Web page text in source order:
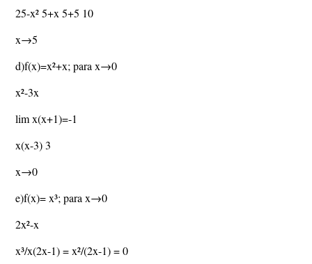
25-x² 5+x 5+5 10
x→5
d)f(x)=x²+x; para x→0
x²-3x
lim x(x+1)=-1
x(x-3) 3
x→0
e)f(x)= x³; para x→0
2x²-x
x³/x(2x-1) = x²/(2x-1) = 0